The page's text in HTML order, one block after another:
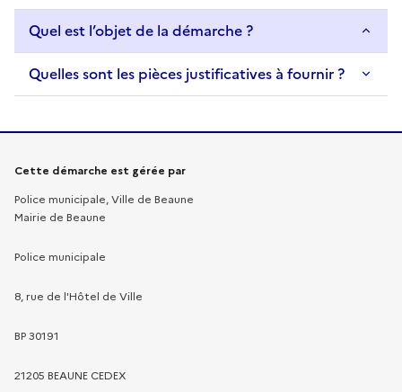
Quel est l’objet de la démarche ?
Quelles sont les pièces justificatives à fournir ?
Informations sur la démarche
Cette démarche est gérée par
Police municipale, Ville de Beaune
Mairie de Beaune
Police municipale
8, rue de l'Hôtel de Ville
BP 30191
21205 BEAUNE CEDEX